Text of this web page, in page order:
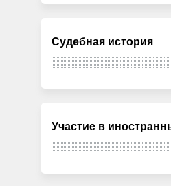
Судебная история
Участие в